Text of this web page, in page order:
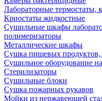
Лабораторные термостаты,
Криостаты жидкостные
Сушильные шкафы
полимеризаторы
Металлические шкафы
Сушка пищевых продуктов,
Сушильное оборудование
Стерилизаторы
Сушильные блоки
Сушка пожарных рукавов
Мойки из нержавеющей